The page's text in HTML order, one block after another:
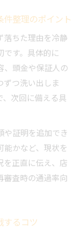
件整理のポイント
落ちた理由を冷静
です。具体的に
、頭金や保証人の
つ洗い出しま
次回に備える具
や証明を追加でき
能かなど、現状を
を正直に伝え、店
審査時の通過率向
するコツ